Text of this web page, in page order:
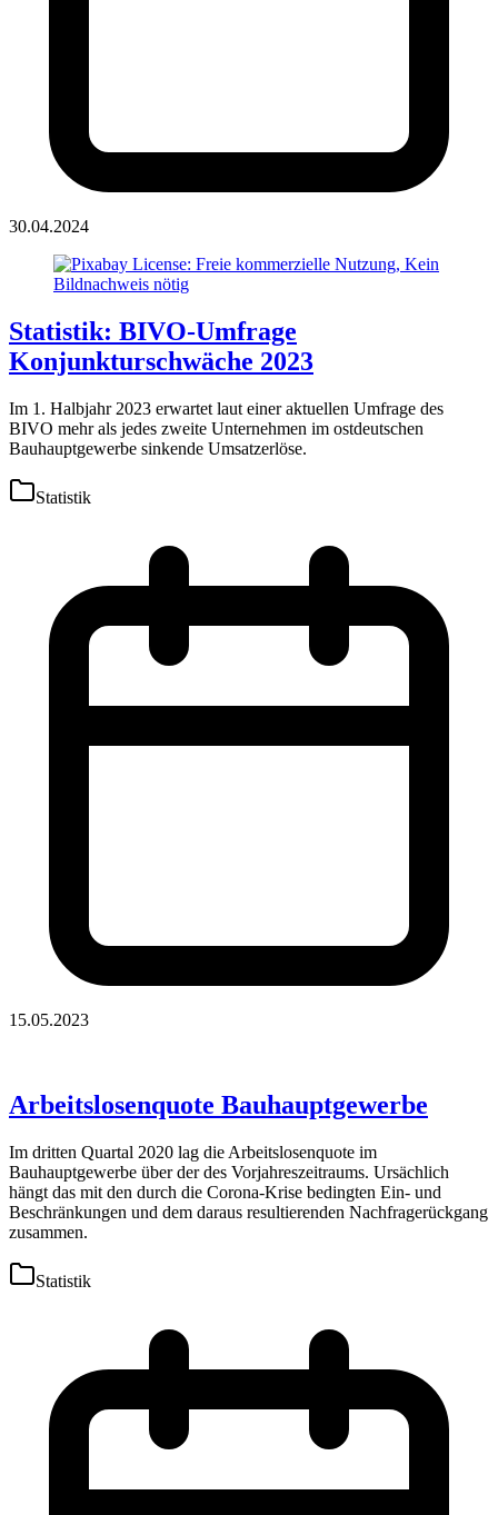
30.04.2024
Statistik: BIVO-Umfrage
Konjunkturschwäche 2023
Im 1. Halbjahr 2023 erwartet laut einer aktuellen Umfrage des
BIVO mehr als jedes zweite Unternehmen im ostdeutschen
Bauhauptgewerbe sinkende Umsatzerlöse.
Statistik
15.05.2023
Arbeitslosenquote Bauhauptgewerbe
Im dritten Quartal 2020 lag die Arbeitslosenquote im
Bauhauptgewerbe über der des Vorjahreszeitraums. Ursächlich
hängt das mit den durch die Corona-Krise bedingten Ein- und
Beschränkungen und dem daraus resultierenden Nachfragerückgang
zusammen.
Statistik